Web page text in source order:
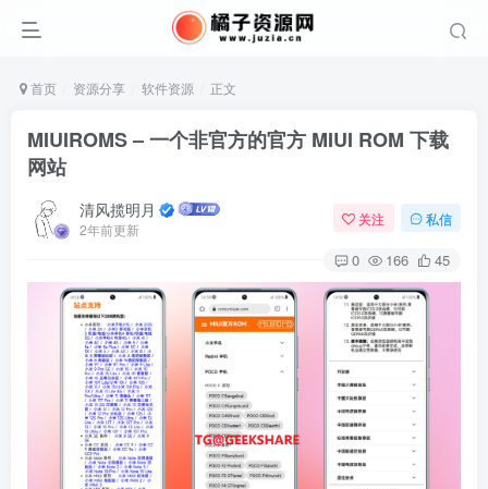
首页 资源分享 软件资源 正文
MIUIROMS – 一个非官方的官方 MIUI ROM 下载
网站
清风揽明月
2年前更新
关注 私信
0 166 45